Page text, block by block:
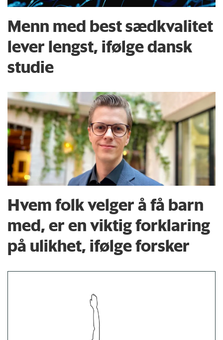
Menn med best sædkvalitet
lever lengst, ifølge dansk
studie
Hvem folk velger å få barn
med, er en viktig forklaring
på ulikhet, ifølge forsker